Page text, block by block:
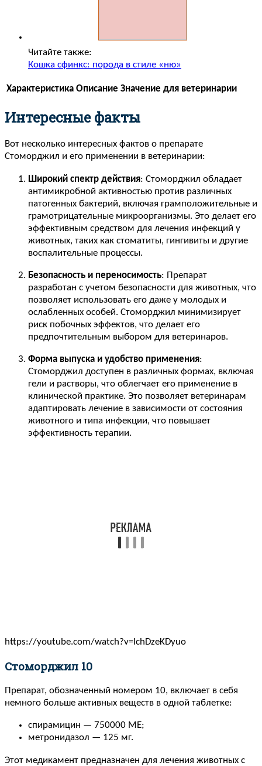
Читайте также:
Кошка сфинкс: порода в стиле «ню»
Характеристика Описание Значение для ветеринарии
Интересные факты
Вот несколько интересных фактов о препарате
Стоморджил и его применении в ветеринарии:
Широкий спектр действия: Стоморджил обладает
антимикробной активностью против различных
патогенных бактерий, включая грамположительные и
грамотрицательные микроорганизмы. Это делает его
эффективным средством для лечения инфекций у
животных, таких как стоматиты, гингивиты и другие
воспалительные процессы.
Безопасность и переносимость: Препарат
разработан с учетом безопасности для животных, что
позволяет использовать его даже у молодых и
ослабленных особей. Стоморджил минимизирует
риск побочных эффектов, что делает его
предпочтительным выбором для ветеринаров.
Форма выпуска и удобство применения:
Стоморджил доступен в различных формах, включая
гели и растворы, что облегчает его применение в
клинической практике. Это позволяет ветеринарам
адаптировать лечение в зависимости от состояния
животного и типа инфекции, что повышает
эффективность терапии.
https://youtube.com/watch?v=IchDzeKDyuo
Стоморджил 10
Препарат, обозначенный номером 10, включает в себя
немного больше активных веществ в одной таблетке:
спирамицин — 750000 МЕ;
метронидазол — 125 мг.
Этот медикамент предназначен для лечения животных с